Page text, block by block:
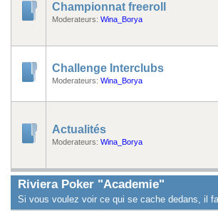
Championnat freeroll
Moderateurs: Wina_Borya
Challenge Interclubs
Moderateurs: Wina_Borya
Actualités
Moderateurs: Wina_Borya
Riviera Poker "Academie"
Si vous voulez voir ce qui se cache dedans, il